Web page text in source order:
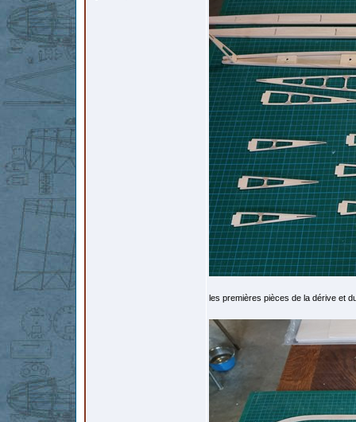
les premières pièces de la dérive et